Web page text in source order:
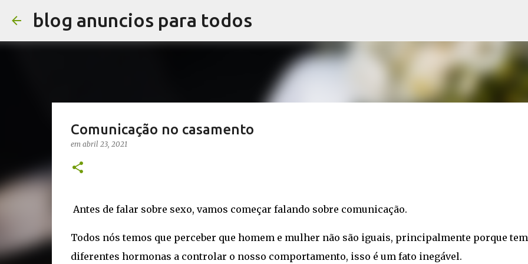
blog anuncios para todos
Comunicação no casamento
em abril 23, 2021
Antes de falar sobre sexo, vamos começar falando sobre comunicação.
Todos nós temos que perceber que homem e mulher não são iguais, principalmente porque
diferentes hormonas a controlar o nosso comportamento, isso é um fato inegável.